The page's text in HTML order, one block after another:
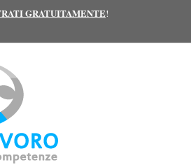
GRATUITAMENTE!